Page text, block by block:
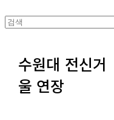
수원대 전신거
울 연장